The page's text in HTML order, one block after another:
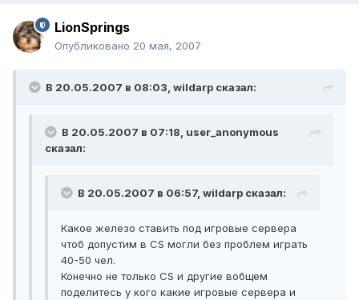
LionSprings
Опубликовано 20 мая, 2007
В 20.05.2007 в 08:03, wildarp сказал:
В 20.05.2007 в 07:18, user_anonymous
сказал:
В 20.05.2007 в 06:57, wildarp сказал:
Какое железо ставить под игровые сервера
чтоб допустим в CS могли без проблем играть
40-50 чел.
Конечно не только CS и другие вобщем
поделитесь у кого какие игровые сервера и